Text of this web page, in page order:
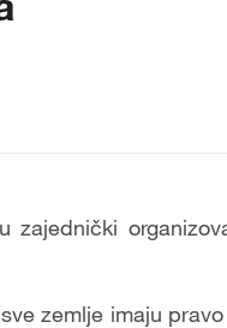
zajednički
zemlje imaju